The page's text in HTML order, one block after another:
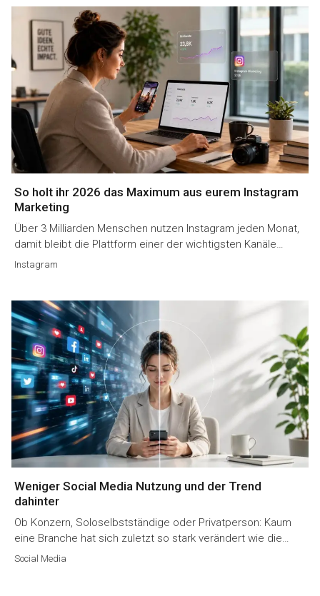
So holt ihr 2026 das Maximum aus eurem Instagram
Marketing
Über 3 Milliarden Menschen nutzen Instagram jeden Monat,
damit bleibt die Plattform einer der wichtigsten Kanäle…
Instagram
Weniger Social Media Nutzung und der Trend
dahinter
Ob Konzern, Soloselbstständige oder Privatperson: Kaum
eine Branche hat sich zuletzt so stark verändert wie die…
Social Media